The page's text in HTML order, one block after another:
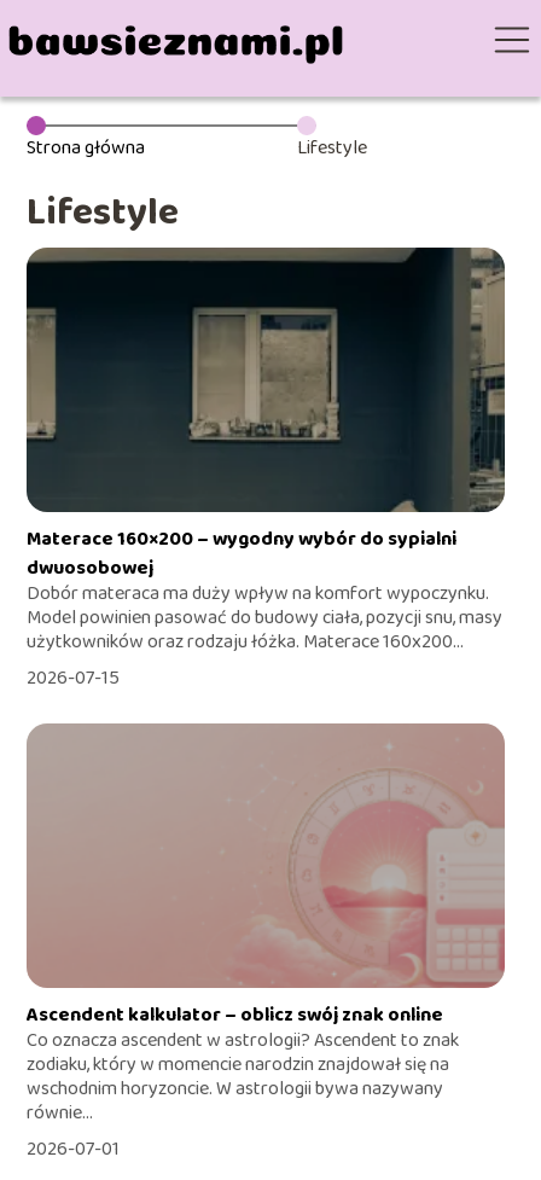
Strona główna Lifestyle
Lifestyle
Materace 160×200 – wygodny wybór do sypialni
dwuosobowej
Dobór materaca ma duży wpływ na komfort wypoczynku.
Model powinien pasować do budowy ciała, pozycji snu, masy
użytkowników oraz rodzaju łóżka. Materace 160x200...
2026-07-15
Ascendent kalkulator – oblicz swój znak online
Co oznacza ascendent w astrologii? Ascendent to znak
zodiaku, który w momencie narodzin znajdował się na
wschodnim horyzoncie. W astrologii bywa nazywany
równie...
2026-07-01